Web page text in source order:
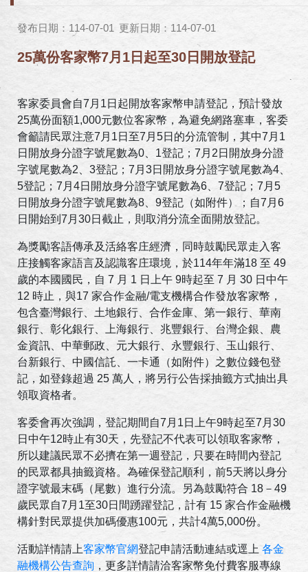
發布日期：114-07-01 更新日期：114-07-01
25萬份客家幣7月1日起至30日開放登記
客家委員會自7月1日起開放客家幣申請登記，預計發放
25萬份面額1,000元數位客家幣，為避免網路塞車，客委
會籲請民眾注意7月1日至7月5日的分流管制，其中7月1
日開放身分證字號尾數為0、1登記；7月2日開放身分證
字號尾數為2、3登記；7月3日開放身分證字號尾數為4、
5登記；7月4日開放身分證字號尾數為6、7登記；7月5
日開放身分證字號尾數為8、9登記（如附件）；自7月6
日開始到7月30日截止，則取消分流全面開放登記。
為獎勵客語傳承及活絡客庄經濟，同時鼓勵民眾走入客
庄接觸客家語言及認識客庄環境，於114年年滿18 至 49
歲的本國國民，自 7 月 1 日上午 9時起至 7 月 30 日中午
12 時止，與17 家合作金融/電支機構合作發放客家幣，
包含臺灣銀行、土地銀行、合作金庫、第一銀行、華南
銀行、彰化銀行、上海銀行、兆豐銀行、台灣企銀、農
金資訊、中華郵政、元大銀行、永豐銀行、玉山銀行、
台新銀行、中國信託、一卡通（如附件）之數位錢包登
記，如登錄超過 25 萬人，將另行公告採抽籤方式抽出具
領取資格者。
客委會再次強調，登記期間自7月1日上午9時起至7月30
日中午12時止有30天，先登記不代表可以領取客家幣，
所以建議民眾不必擠在第一週登記，只要在時間內登記
的民眾都具抽籤資格。為確保登記順利，前5天將以身分
證字號最末碼（尾數）進行分流。另為鼓勵符合 18－49
歲民眾自7月1至30日間踴躍登記，計有 15 家合作金融機
構針對民眾提供加碼優惠100元，共計4萬5,000份。
活動詳情請上客家幣官網登記申請活動連結或逕上 各金
融機構公告查詢 ，更多詳情請洽客家幣免付費客服專線